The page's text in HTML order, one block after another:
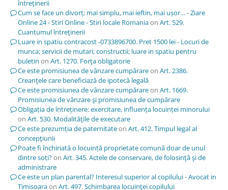
întreţinerii
Cum se face un divorț; mai simplu, mai ieftin, mai ușor… - Ziare
Online 24 - Stiri Online - Stiri locale Romaniaon Art. 529.
Cuantumul întreţinerii
Luare in spatiu contracost -0733896700. Pret 1500 lei - Locuri de
munca; servicii de mutari; constructii; luare in spatiu pentru
buletin on Art. 1270. Forţa obligatorie
Ce este promisiunea de vânzare cumpărareon Art. 2386.
Creanţele care beneficiază de ipotecă legală
Ce este promisiunea de vânzare cumpărareon Art. 1669.
Promisiunea de vânzare şi promisiunea de cumpărare
Obligația de întreținere: exercitare, influența locuinței minorului
on Art. 530. Modalităţile de executare
Ce este prezumția de paternitateon Art. 412. Timpul legal al
concepţiunii
Poate fi închiriată o locuință proprietate comună doar de unul
dintre soți?on Art. 345. Actele de conservare, de folosinţă şi de
administrare
Ce este un plan parental? Interesul superior al copilului - Avocat in
Timisoaraon Art. 497. Schimbarea locuinţei copilului